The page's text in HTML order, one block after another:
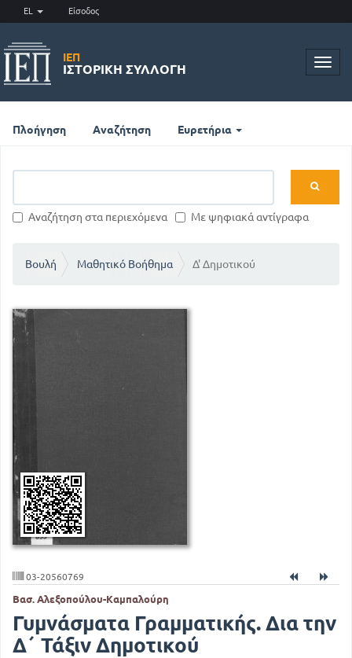
EL Είσοδος
ΙΕΠ
ΙΣΤΟΡΙΚΉ ΣΥΛΛΟΓΉ
Πλοήγηση Αναζήτηση Ευρετήρια
Αναζήτηση στα περιεχόμενα Με ψηφιακά αντίγραφα
Βουλή Μαθητικό Βοήθημα Δ' Δημοτικού
03-20560769
Βασ. Αλεξοπούλου-Καμπαλούρη
Γυμνάσματα Γραμματικής. Δια την
Δ΄ Τάξιν Δημοτικού